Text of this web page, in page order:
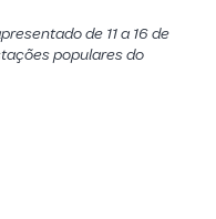
de 11 a 16 de
populares do